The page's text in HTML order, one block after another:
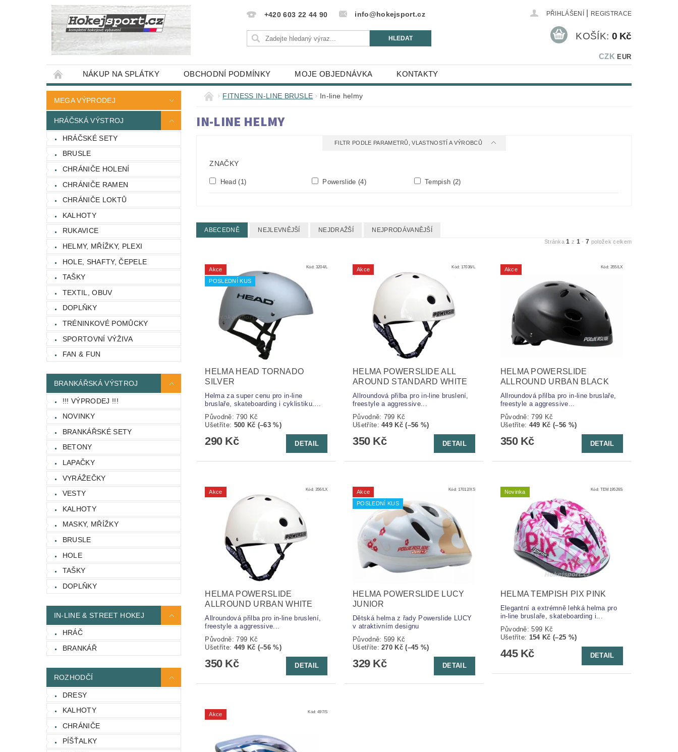
+420 603 22 44 90 info@hokejsport.cz PŘIHLÁŠENÍ REGISTRACE
CZK EUR
KOŠÍK: 0 Kč
NÁKUP NA SPLÁTKY OBCHODNÍ PODMÍNKY MOJE OBJEDNÁVKA KONTAKTY
MEGA VÝPRODEJ
HRÁČSKÁ VÝSTROJ
HRÁČSKÉ SETY
BRUSLE
CHRÁNIČE HOLENÍ
CHRÁNIČE RAMEN
CHRÁNIČE LOKTŮ
KALHOTY
RUKAVICE
HELMY, MŘÍŽKY, PLEXI
HOLE, SHAFTY, ČEPELE
TAŠKY
TEXTIL, OBUV
DOPLŇKY
TRÉNINKOVÉ POMŮCKY
SPORTOVNÍ VÝŽIVA
FAN & FUN
BRANKÁŘSKÁ VÝSTROJ
!!! VÝPRODEJ !!!
NOVINKY
BRANKÁŘSKÉ SETY
BETONY
LAPAČKY
VYRÁŽEČKY
VESTY
KALHOTY
MASKY, MŘÍŽKY
BRUSLE
HOLE
TAŠKY
DOPLŇKY
IN-LINE & STREET HOKEJ
HRÁČ
BRANKÁŘ
ROZHODČÍ
DRESY
KALHOTY
CHRÁNIČE
PÍŠŤALKY
FITNESS IN-LINE BRUSLE In-line helmy
IN-LINE HELMY
FILTR PODLE PARAMETRŮ, VLASTNOSTÍ A VÝROBCŮ
ZNAČKY
Head(1) Powerslide (4) Tempish (2)
ABECEDNĚ NEJLEVNĚJŠÍ NEJDRAŽŠÍ NEJPRODÁVANĚJŠÍ
Stránka1 z 1 -7 položek celkem
Akce
POSLEDNÍ KUS
Kód: 3204/L
HELMA HEAD TORNADO
SILVER
Helma za super cenu pro in-line
bruslaře, skateboarding i cyklistiku....
Původně:790 Kč
Ušetříte: 500 Kč (–63 %)
290 Kč DETAIL
Akce Kód: 17036/L
HELMA POWERSLIDE ALL
AROUND STANDARD WHITE
Allroundová přilba pro in-line bruslení,
freestyle a aggressive...
Původně: 799 Kč
Ušetříte:449 Kč (–56 %)
350 Kč DETAIL
Akce Kód: 355/LX
HELMA POWERSLIDE
ALLROUND URBAN BLACK
Allroundová přilba pro in-line bruslaře,
freestyle a aggressive...
Původně:799 Kč
Ušetříte: 449 Kč (–56 %)
350 Kč DETAIL
Akce Kód: 356/LX
HELMA POWERSLIDE
ALLROUND URBAN WHITE
Allroundová přilba pro in-line bruslení,
freestyle a aggressive...
Původně:799 Kč
Ušetříte: 449 Kč (–56 %)
350 Kč DETAIL
Akce
POSLEDNÍ KUS
Kód: 17012/XS
HELMA POWERSLIDE LUCY
JUNIOR
Dětská helma z řady Powerslide LUCY
v atraktivním designu
Původně: 599 Kč
Ušetříte:270 Kč (–45 %)
329 Kč DETAIL
Novinka Kód: TEM19526S
HELMA TEMPISH PIX PINK
Elegantní a extrémně lehká helma pro
in-line bruslaře, skateboarding i...
Původně:599 Kč
Ušetříte: 154 Kč (–25 %)
445 Kč DETAIL
Akce Kód: 497/S